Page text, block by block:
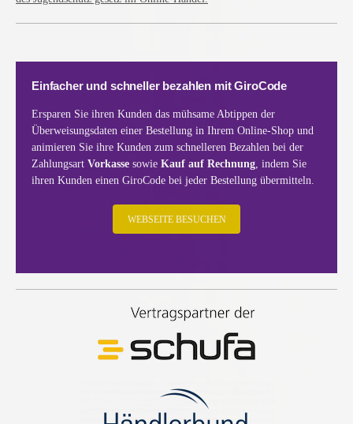
Einfacher und schneller bezahlen mit GiroCode
Ersparen Sie ihren Kunden das mühsame Abtippen der
Überweisungsdaten einer Bestellung in Ihrem Online-Shop und
animieren Sie ihre Kunden zum schnelleren Bezahlen bei der
Zahlungsart Vorkasse sowie Kauf auf Rechnung, indem Sie
ihren Kunden einen GiroCode bei jeder Bestellung übermitteln.
WEBSEITE BESUCHEN